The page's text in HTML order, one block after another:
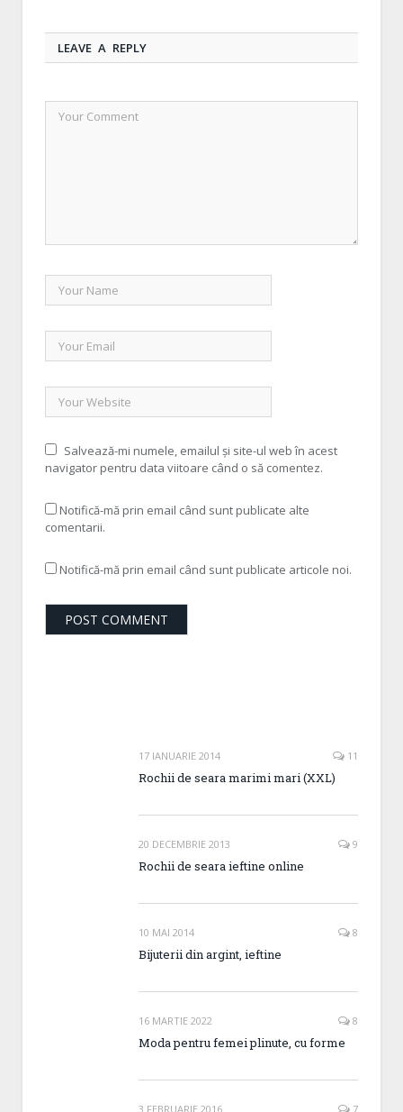
LEAVE A REPLY
Salvează-mi numele, emailul și site-ul web în acest
navigator pentru data viitoare când o să comentez.
Notifică-mă prin email când sunt publicate alte
comentarii.
Notifică-mă prin email când sunt publicate articole noi.
17 IANUARIE 2014 11
Rochii de seara marimi mari (XXL)
20 DECEMBRIE 2013 9
Rochii de seara ieftine online
10 MAI 2014 8
Bijuterii din argint, ieftine
16 MARTIE 2022 8
Moda pentru femei plinute, cu forme
3 FEBRUARIE 2016 7